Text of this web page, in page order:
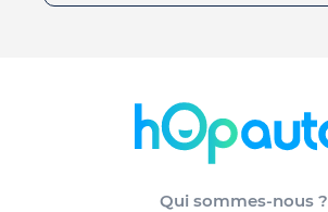
Qui sommes-nous ?